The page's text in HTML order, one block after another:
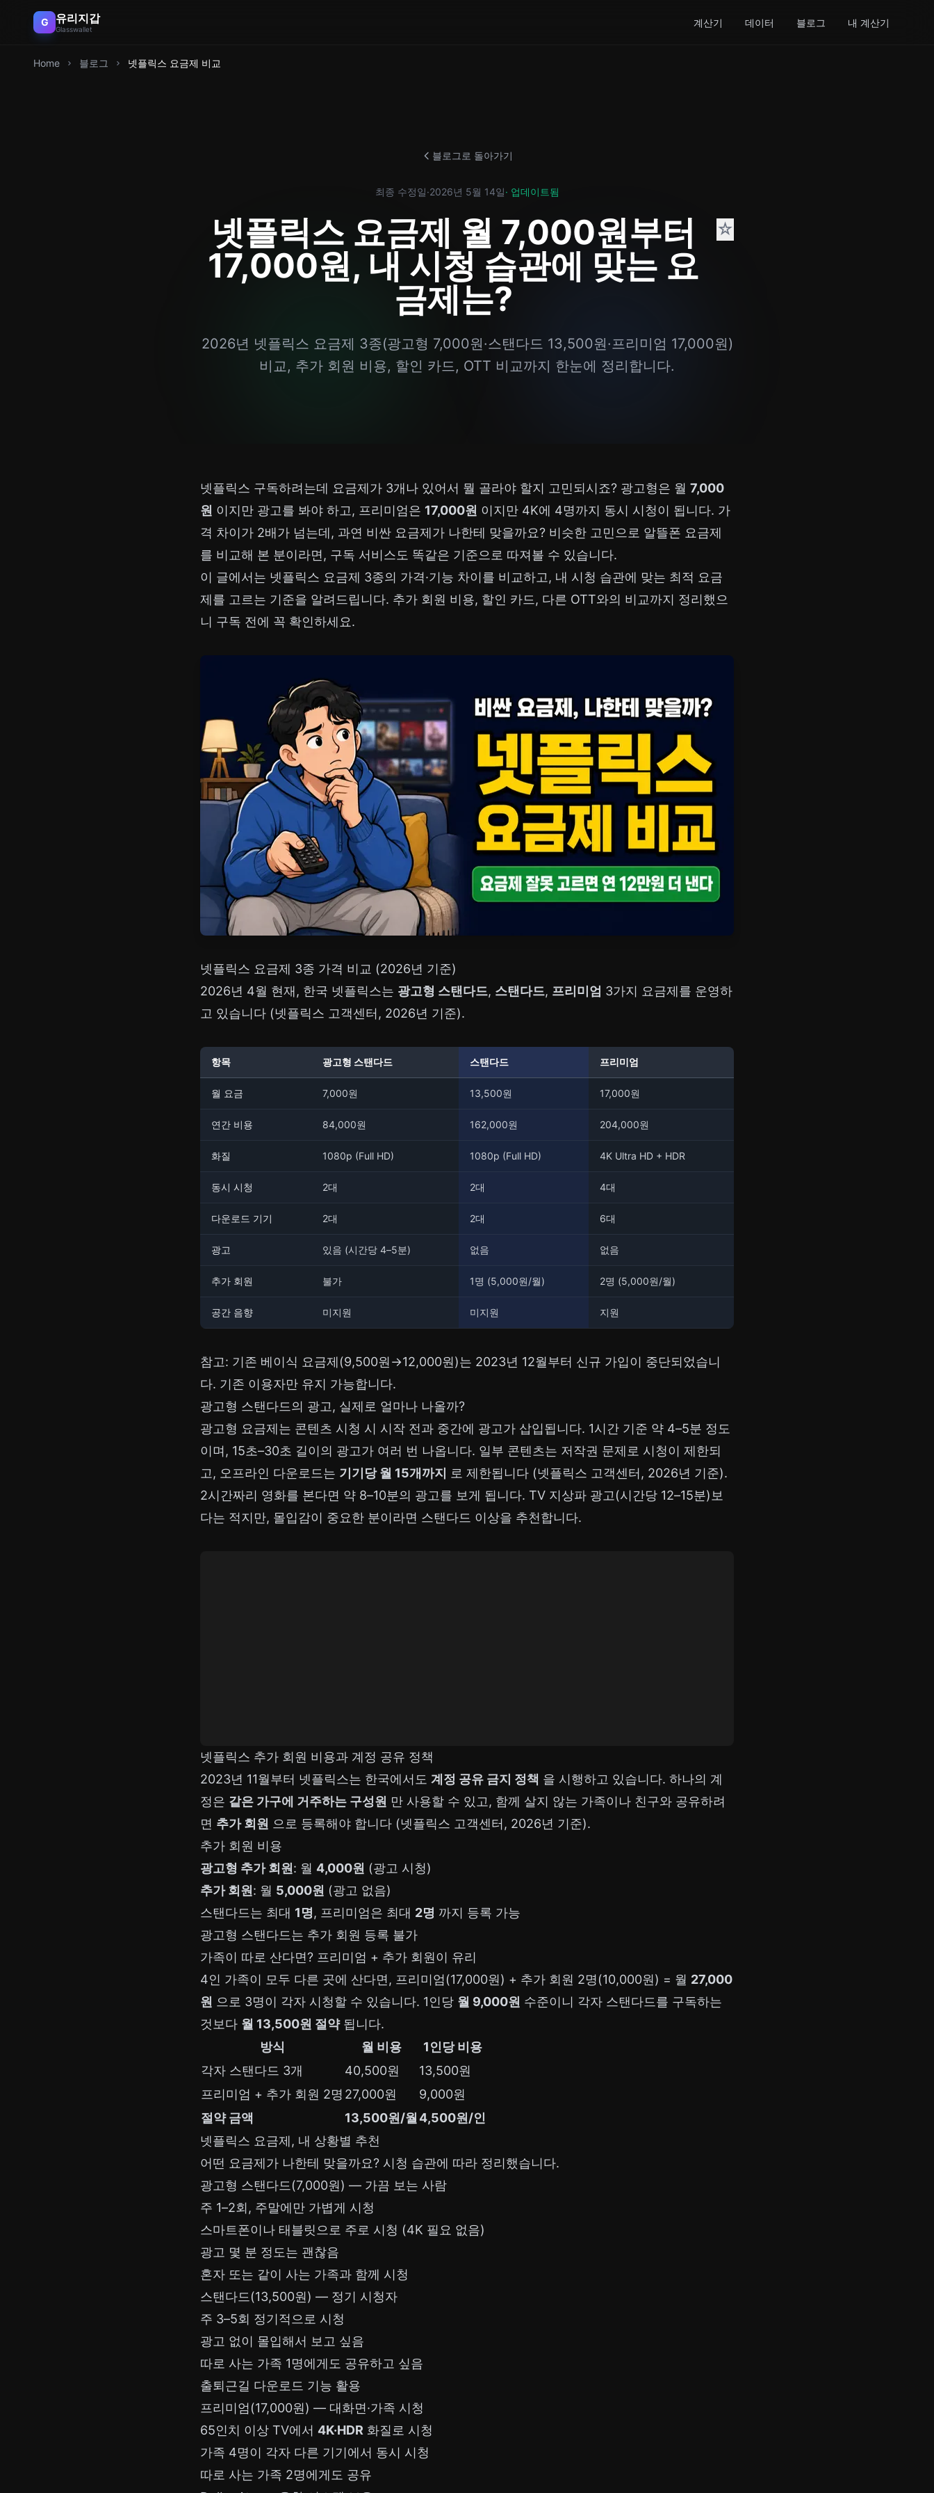
G 유리지갑
Glasswallet
계산기 데이터 블로그 내 계산기
Home 블로그 넷플릭스 요금제 비교
블로그로 돌아가기
최종 수정일·2026년 5월 14일· 업데이트됨
넷플릭스 요금제 월 7,000원부터
17,000원, 내 시청 습관에 맞는 요
금제는?
☆
2026년 넷플릭스 요금제 3종(광고형 7,000원·스탠다드 13,500원·프리미엄 17,000원)
비교, 추가 회원 비용, 할인 카드, OTT 비교까지 한눈에 정리합니다.
넷플릭스 구독하려는데 요금제가 3개나 있어서 뭘 골라야 할지 고민되시죠? 광고형은 월 7,000
원 이지만 광고를 봐야 하고, 프리미엄은 17,000원 이지만 4K에 4명까지 동시 시청이 됩니다. 가
격 차이가 2배가 넘는데, 과연 비싼 요금제가 나한테 맞을까요? 비슷한 고민으로 알뜰폰 요금제
를 비교해 본 분이라면, 구독 서비스도 똑같은 기준으로 따져볼 수 있습니다.
이 글에서는 넷플릭스 요금제 3종의 가격·기능 차이를 비교하고, 내 시청 습관에 맞는 최적 요금
제를 고르는 기준을 알려드립니다. 추가 회원 비용, 할인 카드, 다른 OTT와의 비교까지 정리했으
니 구독 전에 꼭 확인하세요.
넷플릭스 요금제 3종 가격 비교 (2026년 기준)
2026년 4월 현재, 한국 넷플릭스는 광고형 스탠다드, 스탠다드, 프리미엄 3가지 요금제를 운영하
고 있습니다 (넷플릭스 고객센터, 2026년 기준).
항목 광고형 스탠다드 스탠다드 프리미엄
월 요금 7,000원 13,500원 17,000원
연간 비용 84,000원 162,000원 204,000원
화질 1080p (Full HD) 1080p (Full HD) 4K Ultra HD + HDR
동시 시청 2대 2대 4대
다운로드 기기 2대 2대 6대
광고 있음 (시간당 4–5분) 없음 없음
추가 회원 불가 1명 (5,000원/월) 2명 (5,000원/월)
공간 음향 미지원 미지원 지원
참고: 기존 베이식 요금제(9,500원→12,000원)는 2023년 12월부터 신규 가입이 중단되었습니
다. 기존 이용자만 유지 가능합니다.
광고형 스탠다드의 광고, 실제로 얼마나 나올까?
광고형 요금제는 콘텐츠 시청 시 시작 전과 중간에 광고가 삽입됩니다. 1시간 기준 약 4–5분 정도
이며, 15초–30초 길이의 광고가 여러 번 나옵니다. 일부 콘텐츠는 저작권 문제로 시청이 제한되
고, 오프라인 다운로드는 기기당 월 15개까지
로 제한됩니다 (넷플릭스 고객센터, 2026년 기준).
2시간짜리 영화를 본다면 약 8–10분의 광고를 보게 됩니다. TV 지상파 광고(시간당 12–15분)보
다는 적지만, 몰입감이 중요한 분이라면 스탠다드 이상을 추천합니다.
넷플릭스 추가 회원 비용과 계정 공유 정책
2023년 11월부터 넷플릭스는 한국에서도 계정 공유 금지 정책 을 시행하고 있습니다. 하나의 계
정은 같은 가구에 거주하는 구성원 만 사용할 수 있고, 함께 살지 않는 가족이나 친구와 공유하려
면 추가 회원 으로 등록해야 합니다 (넷플릭스 고객센터, 2026년 기준).
추가 회원 비용
광고형 추가 회원 : 월 4,000원 (광고 시청)
추가 회원 : 월 5,000원 (광고 없음)
스탠다드는 최대 1명, 프리미엄은 최대 2명 까지 등록 가능
광고형 스탠다드는 추가 회원 등록 불가
가족이 따로 산다면? 프리미엄 + 추가 회원이 유리
4인 가족이 모두 다른 곳에 산다면, 프리미엄(17,000원) + 추가 회원 2명(10,000원) = 월 27,000
원 으로 3명이 각자 시청할 수 있습니다. 1인당 월 9,000원 수준이니 각자 스탠다드를 구독하는
것보다 월 13,500원 절약됩니다.
방식
월 비용
1인당 비용
각자 스탠다드 3개
40,500원
13,500원
프리미엄 + 추가 회원 2명 27,000원
9,000원
절약 금액
13,500원/월 4,500원/인
넷플릭스 요금제, 내 상황별 추천
어떤 요금제가 나한테 맞을까요? 시청 습관에 따라 정리했습니다.
광고형 스탠다드(7,000원) — 가끔 보는 사람
주 1–2회, 주말에만 가볍게 시청
스마트폰이나 태블릿으로 주로 시청 (4K 필요 없음)
광고 몇 분 정도는 괜찮음
혼자 또는 같이 사는 가족과 함께 시청
스탠다드(13,500원) — 정기 시청자
주 3–5회 정기적으로 시청
광고 없이 몰입해서 보고 싶음
따로 사는 가족 1명에게도 공유하고 싶음
출퇴근길 다운로드 기능 활용
프리미엄(17,000원) — 대화면·가족 시청
65인치 이상 TV에서 4K·HDR 화질로 시청
가족 4명이 각자 다른 기기에서 동시 시청
따로 사는 가족 2명에게도 공유